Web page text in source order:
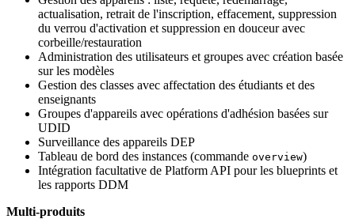
actualisation, retrait de l'inscription, effacement, suppression
du verrou d'activation et suppression en douceur avec
corbeille/restauration
Administration des utilisateurs et groupes avec création basée
sur les modèles
Gestion des classes avec affectation des étudiants et des
enseignants
Groupes d'appareils avec opérations d'adhésion basées sur
UDID
Surveillance des appareils DEP
Tableau de bord des instances (commande overview)
Intégration facultative de Platform API pour les blueprints et
les rapports DDM
Multi-produits